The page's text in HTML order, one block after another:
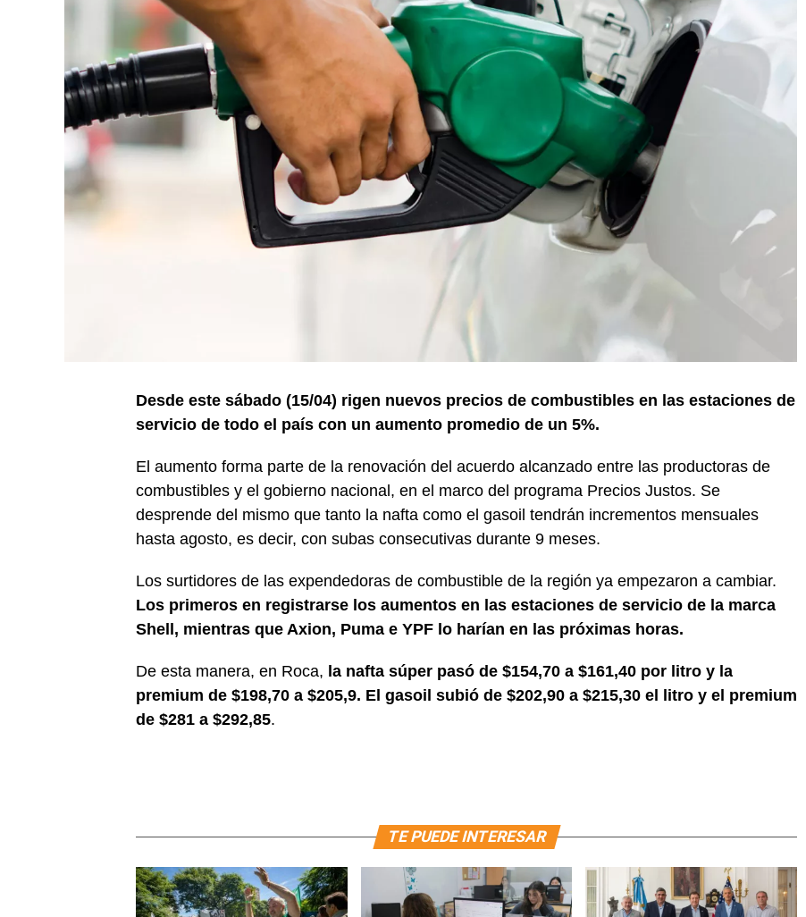
Desde este sábado (15/04) rigen nuevos precios de combustibles en las estaciones de
servicio de todo el país con un aumento promedio de un 5%.
El aumento forma parte de la renovación del acuerdo alcanzado entre las productoras de
combustibles y el gobierno nacional, en el marco del programa Precios Justos. Se
desprende del mismo que tanto la nafta como el gasoil tendrán incrementos mensuales
hasta agosto, es decir, con subas consecutivas durante 9 meses.
Los surtidores de las expendedoras de combustible de la región ya empezaron a cambiar.
Los primeros en registrarse los aumentos en las estaciones de servicio de la marca
Shell, mientras que Axion, Puma e YPF lo harían en las próximas horas.
De esta manera, en Roca, la nafta súper pasó de $154,70 a $161,40 por litro y la
premium de $198,70 a $205,9. El gasoil subió de $202,90 a $215,30 el litro y el premium
de $281 a $292,85.
TE PUEDE INTERESAR